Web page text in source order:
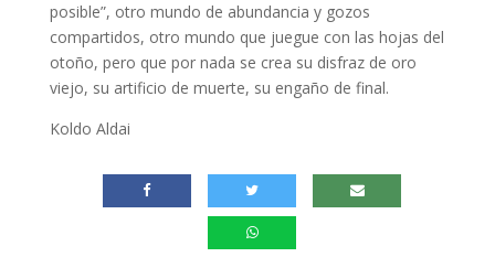
posible”, otro mundo de abundancia y gozos
compartidos, otro mundo que juegue con las hojas del
otoño, pero que por nada se crea su disfraz de oro
viejo, su artificio de muerte, su engaño de final.
Koldo Aldai